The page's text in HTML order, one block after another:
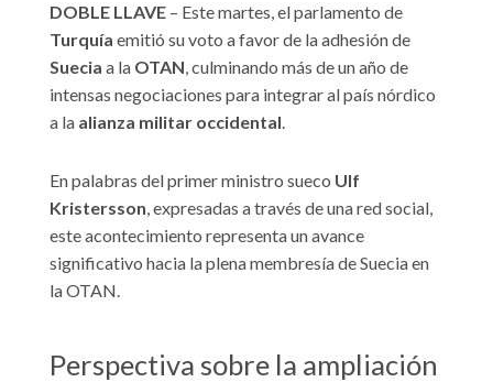
DOBLE LLAVE – Este martes, el parlamento de
Turquía emitió su voto a favor de la adhesión de
Suecia a la OTAN, culminando más de un año de
intensas negociaciones para integrar al país nórdico
a la alianza militar occidental.
En palabras del primer ministro sueco Ulf
Kristersson, expresadas a través de una red social,
este acontecimiento representa un avance
significativo hacia la plena membresía de Suecia en
la OTAN.
Perspectiva sobre la ampliación